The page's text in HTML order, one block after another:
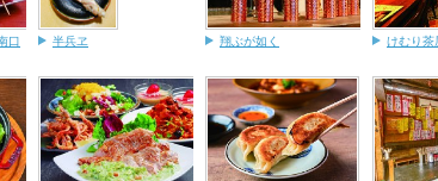
口
半兵ヱ 翔ぶが如く けむり茶